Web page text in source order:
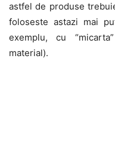
astfel de produse
foloseste astazi mai
exemplu, cu
material).